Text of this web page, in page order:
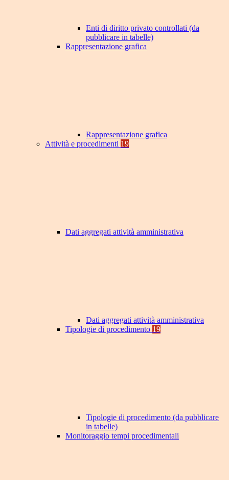
Enti di diritto privato controllati (da
pubblicare in tabelle)
Rappresentazione grafica
Rappresentazione grafica
Attività e procedimenti 19
Dati aggregati attività amministrativa
Dati aggregati attività amministrativa
Tipologie di procedimento 19
Tipologie di procedimento (da pubblicare
in tabelle)
Monitoraggio tempi procedimentali